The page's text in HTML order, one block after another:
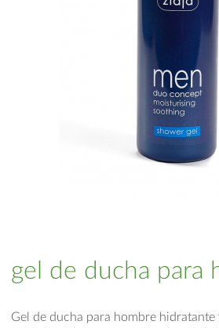
gel de ducha para
Gel de ducha para hombre